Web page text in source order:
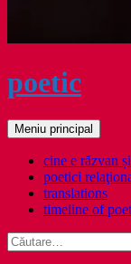
poetic
Caută
Meniu principal
cine e răzvan
poetici
translations
timeline of
Caută
după: